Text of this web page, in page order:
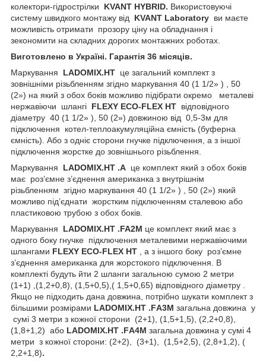
колектори-гідрострілки KVANT HYBRID. Використовуючі
систему швидкого монтажу від KVANT Laboratory ви маєте
можливість отримати прозору ціну на обладнання і
зекономити на складних дорогих монтажних роботах.
Виготовлено в Україні. Гарантія 36 місяців.
Маркування LADOMIX.HT це загальний комплект з
зовнішніми різьбленням згідно маркування 40 (1 1/2» ) , 50
(2») на який з обох боків можливо підібрати окремо
металеві
нержавіючи шлангі FLEXY ECO-FLEX HT відповідного
діаметру 40 (1 1/2» ), 50 (2») довжиною від 0,5-3м для
підключення котел-теплоакумуляційна ємність (буферна
ємність). Або з одніє сторони гнучке підключення, а з іншої
підключення жорстке до зовнішнього різьблення.
Маркування LADOMIX.HT .А це комплект який з обох боків
має роз’ємне з’єднення американка з внутрішнім
різьбленням згідно маркування 40 (1 1/2» ) , 50 (2») який
можливо під’єднати жорстким підключенням сталевою або
пластиковою трубою з обох боків.
Маркування LADOMIX.HT .FA2M це комплект який має з
одного боку гнучке підключення металевими нержавіючими
шлангами FLEXY ECO-FLEX HT
, а з іншого боку роз’ємне
з’єднення американка для жорстокого підключення. В
комплекті будуть йти 2 шланги загальною сумою 2 метри
(1+1) ,(1,2+0,8), (1,5+0,5),( 1,5+0,65) відповідного діаметру .
Якщо не підходить дана довжина, потрібно шукати комплект з
більшими розмірами LADOMIX.HT .FА3M загальна довжина у
сумі 3 метри з кожної сторони
(2+1), (1,5+1,5), (2,2+0,8),
(1,8+1,2) або LADOMIX.HT .FА4M загальна довжина у сумі 4
метри з кожної сторони: (2+2), (3+1), (1,5+2,5), (2,8+1,2), (
2,2+1,8).